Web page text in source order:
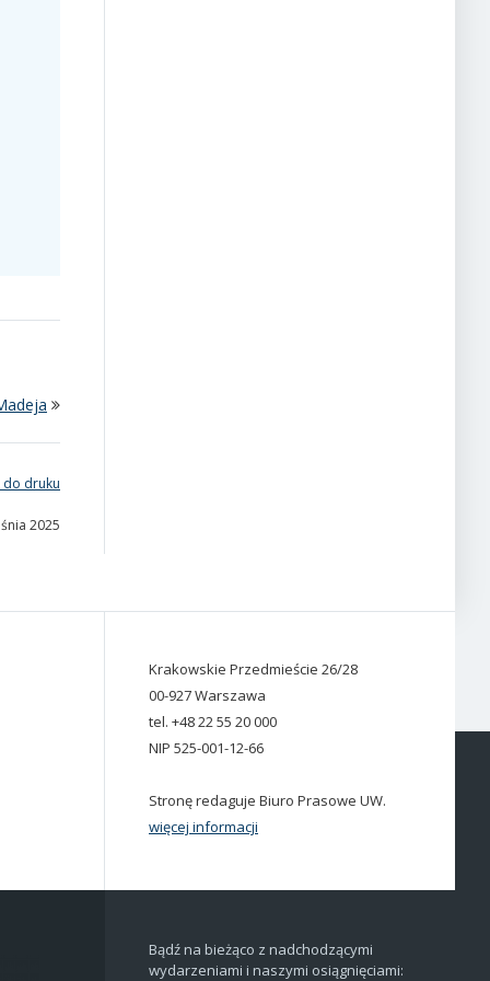
do druku
2025
Krakowskie Przedmieście 26/28
00-927 Warszawa
tel. +48 22 55 20 000
NIP 525-001-12-66
Stronę redaguje Biuro Prasowe UW.
więcej informacji
Bądź na bieżąco z nadchodzącymi
wydarzeniami i naszymi osiągnięciami: